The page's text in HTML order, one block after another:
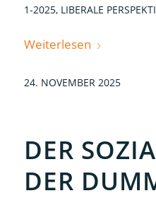
1-2025, LIBERALE
Weiterlesen
24. NOVEMBER 2025
DER
DER